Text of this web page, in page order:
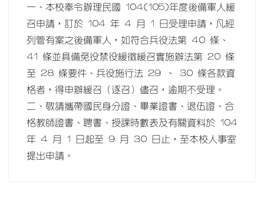
一、本校奉令辦理民國 104(105)年度後備軍人緩
召申請，訂於 104 年 4 月 1 日受理申請，凡經
列管有案之後備軍人，如符合兵役法第 40 條、
41 條並具備免役禁役緩徵緩召實施辦法第 20 條
至 28 條要件、兵役施行法 29 、 30 條各款資
格者，得申辦緩召（逐召）儘召，逾期不受理。
二、敬請攜帶國民身分證、畢業證書、退伍證、合
格教師證書、聘書、授課時數表及有關資料於 104
年 4 月 1 日起至 9 月 30 日止，至本校人事室
提出申請。